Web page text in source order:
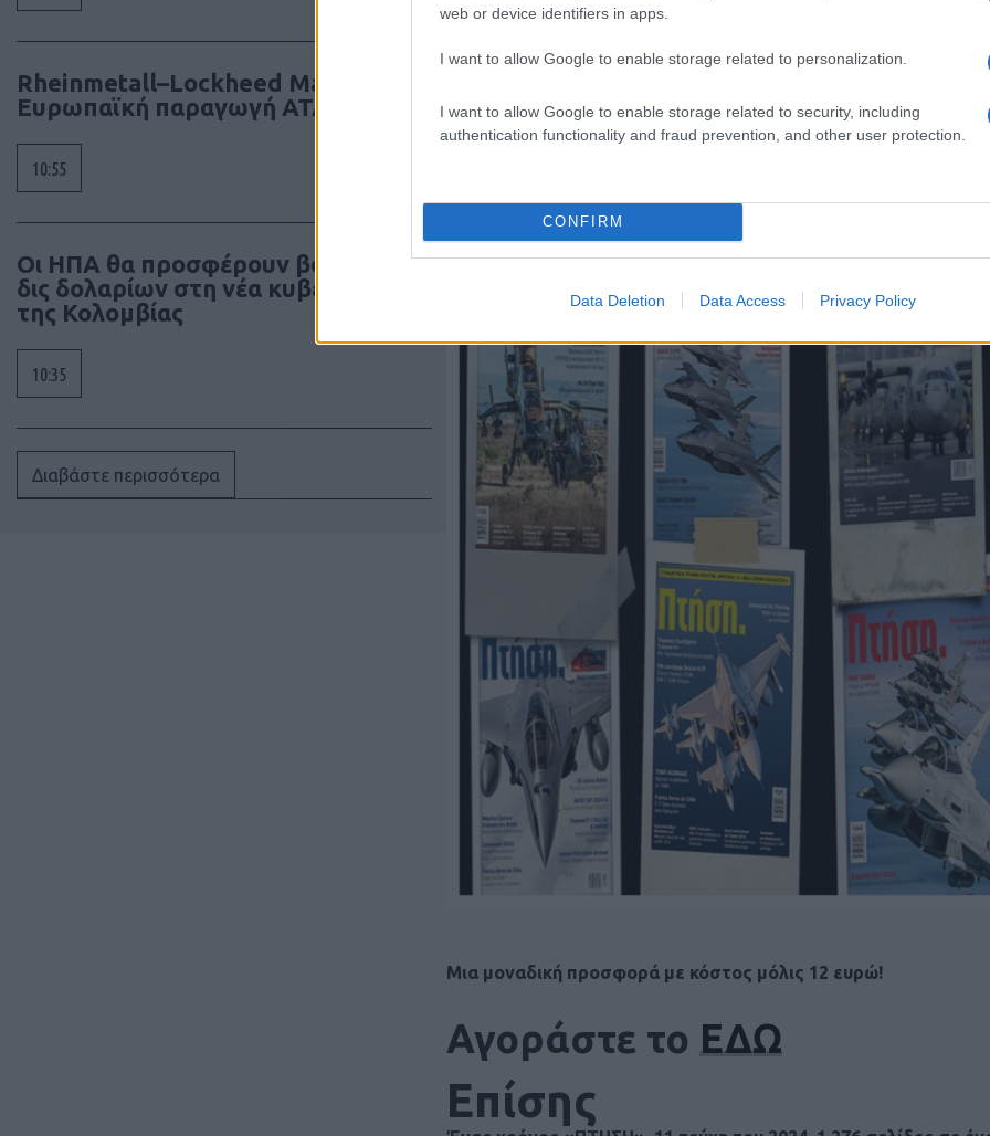
web or device identifiers in apps.
I want to allow Google to enable storage related to personalization.
I want to allow Google to enable storage related to security, including
authentication functionality and fraud prevention, and other user protection.
CONFIRM
Data Deletion Data Access Privacy Policy
Rheinmetall–Lockheed Martin:
Ευρωπαϊκή παραγωγή ATACMS
10:55
Οι ΗΠΑ θα προσφέρουν βοήθεια 1
δις δολαρίων στη νέα κυβέρνηση
της Κολομβίας
10:35
Διαβάστε περισσότερα
Μια μοναδική προσφορά με κόστος μόλις 12 ευρώ!
Αγοράστε το ΕΔΩ
Επίσης